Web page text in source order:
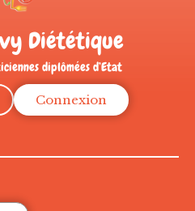
Diététique
diplômées d’Etat
Connexion